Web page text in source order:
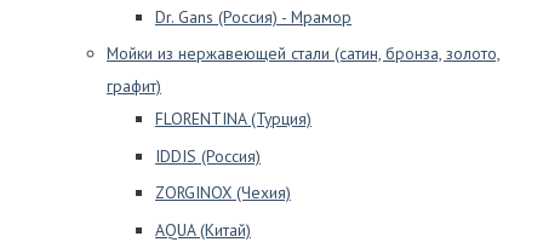
Dr. Gans (Россия) - Мрамор
Мойки из нержавеющей стали (сатин, бронза, золото,
графит)
FLORENTINA (Турция)
IDDIS (Россия)
ZORGINOX (Чехия)
AQUA (Китай)